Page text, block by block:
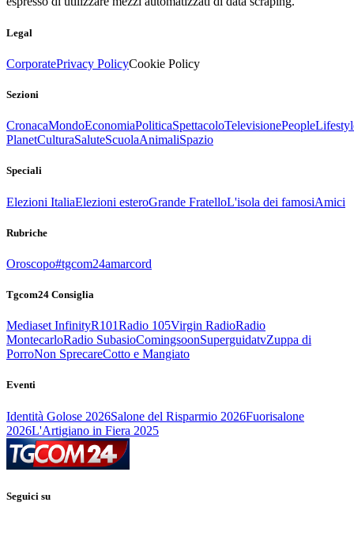
Legal
CorporatePrivacy PolicyCookie Policy
Sezioni
CronacaMondoEconomiaPoliticaSpettacoloTelevisionePeople
PlanetCulturaSaluteScuolaAnimaliSpazio
Speciali
Elezioni ItaliaElezioni esteroGrande FratelloL'isola dei famosiAmici
Rubriche
Oroscopo#tgcom24amarcord
Tgcom24 Consiglia
Mediaset InfinityR101Radio 105Virgin RadioRadio
MontecarloRadio SubasioComingsoonSuperguidatvZuppa di
PorroNon SprecareCotto e Mangiato
Eventi
Identità Golose 2026Salone del Risparmio 2026Fuorisalone
2026L'Artigiano in Fiera 2025
Seguici su